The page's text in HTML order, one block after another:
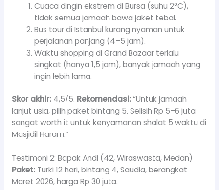
Cuaca dingin ekstrem di Bursa (suhu 2°C),
tidak semua jamaah bawa jaket tebal.
Bus tour di Istanbul kurang nyaman untuk
perjalanan panjang (4–5 jam).
Waktu shopping di Grand Bazaar terlalu
singkat (hanya 1,5 jam), banyak jamaah yang
ingin lebih lama.
Skor akhir:4,5/5. Rekomendasi:“Untuk jamaah
lanjut usia, pilih paket bintang 5. Selisih Rp 5–6 juta
sangat worth it untuk kenyamanan shalat 5 waktu di
Masjidil Haram.”
Testimoni 2: Bapak Andi (42, Wiraswasta, Medan)
Paket:Turki 12 hari, bintang 4, Saudia, berangkat
Maret 2026, harga Rp 30 juta.